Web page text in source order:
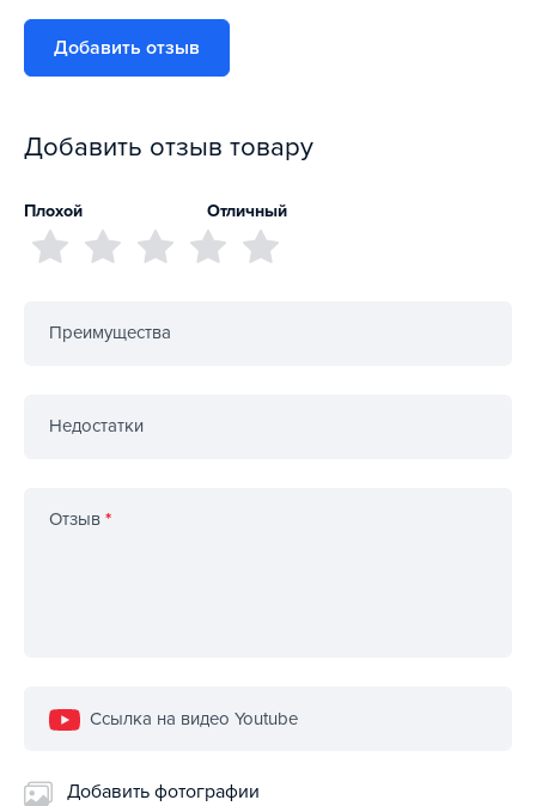
Добавить отзыв
Добавить отзыв товару
Плохой Отличный
Преимущества
Недостатки
Отзыв *
Ссылка на видео Youtube
Добавить фотографии